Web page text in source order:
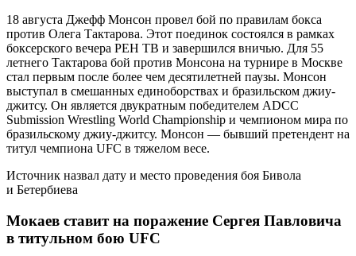
18 августа Джефф Монсон провел бой по правилам бокса
против Олега Тактарова. Этот поединок состоялся в рамках
боксерского вечера РЕН ТВ и завершился вничью. Для 55
летнего Тактарова бой против Монсона на турнире в Москве
стал первым после более чем десятилетней паузы. Монсон
выступал в смешанных единоборствах и бразильском джиу-
джитсу. Он является двукратным победителем ADCC
Submission Wrestling World Championship и чемпионом мира по
бразильскому джиу-джитсу. Монсон — бывший претендент на
титул чемпиона UFC в тяжелом весе.
Источник назвал дату и место проведения боя Бивола
и Бетербиева
Мокаев ставит на поражение Сергея Павловича
в титульном бою UFC